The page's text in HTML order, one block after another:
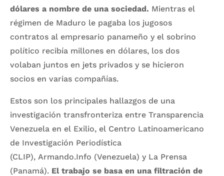
dólares a nombre de una sociedad. Mientras el
régimen de Maduro le pagaba los jugosos
contratos al empresario panameño y el sobrino
político recibía millones en dólares, los dos
volaban juntos en jets privados y se hicieron
socios en varias compañías.
Estos son los principales hallazgos de una
investigación transfronteriza entre Transparencia
Venezuela en el Exilio, el Centro Latinoamericano
de Investigación Periodística
(CLIP), Armando.Info (Venezuela) y La Prensa
(Panamá). El trabajo se basa en una filtración de